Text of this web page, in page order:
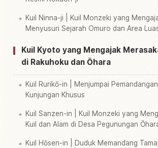
Kuil Ninna-ji | Kuil Monzeki yang
Menyusuri Sejarah Omuro dan Area
Kuil Kyoto yang Mengajak
di Rakuhoku dan Ōhara
Kuil Rurikō-in | Menjumpai
Kunjungan Khusus
Kuil Sanzen-in | Kuil Monzeki yang
Kuil dan Alam di Desa Pegunungan
Kuil Hōsen-in | Duduk Memandang